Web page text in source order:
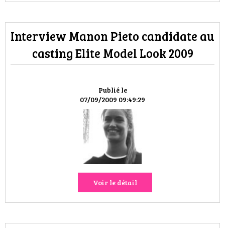
Publié le
07/09/2009 09:49:29
Interview Manon Pieto candidate au
casting Elite Model Look 2009
Voir le détail